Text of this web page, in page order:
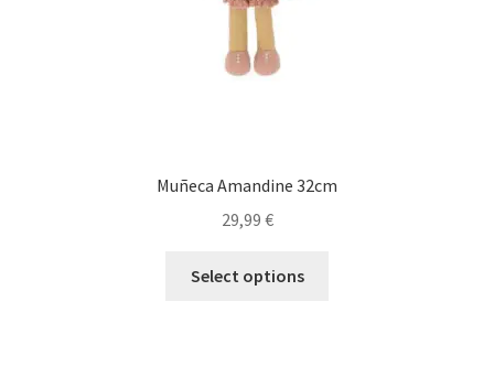
Muñeca Amandine 32cm
29,99 €
Select options